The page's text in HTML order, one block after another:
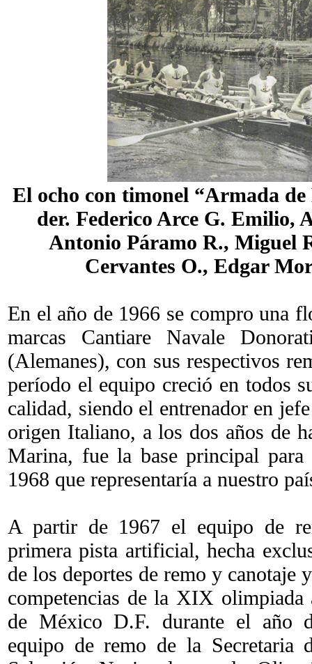
El ocho con timonel “Armada
der. Federico Arce G. Emilio,
Antonio Páramo R., Miguel
Cervantes O., Edgar
En el año de 1966 se compro una
marcas Cantiare Navale
(Alemanes), con sus respectivos
período el equipo creció en todos
calidad, siendo el entrenador en
origen Italiano, a los dos años de
Marina, fue la base principal
1968 que representaría a nuestro
A partir de 1967 el equipo de
primera pista artificial, hecha
de los deportes de remo y canotaje
competencias de la XIX olimpiada
de México D.F. durante el año
equipo de remo de la Secretaria